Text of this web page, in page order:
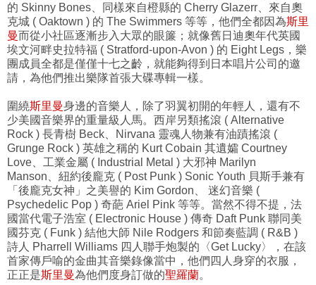
的 Skinny Bones、同樣來自橙縣的 Cherry Glazerr、來自奧
克城 ( Oaktown ) 的 The Swimmers 等等，他們全都因為斯里
曼而從小社區逐漸步入大眾的眼簾；就像舊日迪奧年代英國
埃文河畔史拉特福 ( Stratford-upon-Avon ) 的 Eight Legs，樂
團成員全都是僅僅十七之齡，就能夠得到日本唱片公司的邀
請，為他們推出樂隊首張大碟專輯一樣。
圍繞斯里曼身邊的音樂人，除了羽翼初開的年輕人，還有不
少美國音樂界的重量級人馬。西岸另類搖滾 ( Alternative
Rock ) 長青樹 Beck、Nirvana 靈魂人物兼有油蹟搖滾 (
Grunge Rock ) 英雄之稱的 Kurt Cobain 其遺孀 Courtney
Love、工業金屬 ( Industrial Metal ) 大邪神 Marilyn
Manson、紐約後龐克 ( Post Punk ) Sonic Youth 貝斯手兼有
「後龐克女神」之美譽的 Kim Gordon、 迷幻音樂 (
Psychedelic Pop ) 奇葩 Ariel Pink 等等。當然不得不提，法
國當代電子浩室 ( Electronic House ) 傳奇 Daft Punk 聯同美
國芬克 ( Funk ) 結他大師 Nile Rodgers 和節奏藍調 ( R&B )
詩人 Pharrell Williams 四人聯手炮製的〈Get Lucky〉，在該
首家傳戶喻的金曲其音樂錄像當中，他們四人身穿的衣服，
正正是斯里曼為他們度身訂做的聖羅蘭。